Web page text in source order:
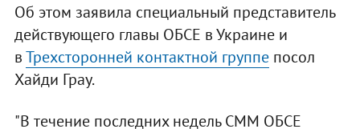
Об этом заявила специальный представитель
действующего главы ОБСЕ в Украине и
вТрехсторонней контактной группепосол
Хайди Грау.
"В течение последних недель СММ ОБСЕ